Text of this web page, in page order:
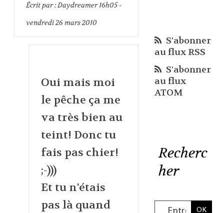
Écrit par :Daydreamer 16h05-
vendredi 26mars 2010
Oui mais moi
le pêche ça me
va très bien au
teint! Donc tu
fais pas chier!
;-)))
Et tu n'étais
pas là quand
S'abonner
au flux RSS
S'abonner
au flux
ATOM
Recherc
her